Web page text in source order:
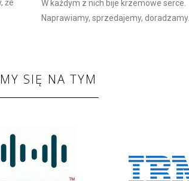
że
W każdym z nich bije krzemowe serce.
Naprawiamy, sprzedajemy, doradzamy.
SIĘ NA TYM